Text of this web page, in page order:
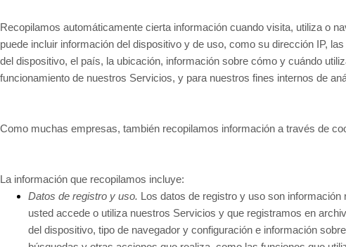
Recopilamos automáticamente cierta información cuando visita, utiliza o
puede incluir información del dispositivo y de uso, como su dirección IP,
del dispositivo, el país, la ubicación, información sobre cómo y cuándo
funcionamiento de nuestros Servicios, y para nuestros fines internos de
Como muchas empresas, también recopilamos información a través de
La información que recopilamos incluye:
Datos de registro y uso. Los datos de registro y uso son
usted accede o utiliza nuestros Servicios y que registramos en
del dispositivo, tipo de navegador y configuración e información